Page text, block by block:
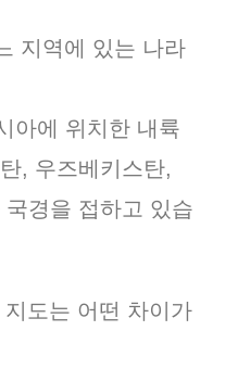
지역에 있는 나라
아에 위치한 내륙
, 우즈베키스탄,
경을 접하고 있습
도는 어떤 차이가